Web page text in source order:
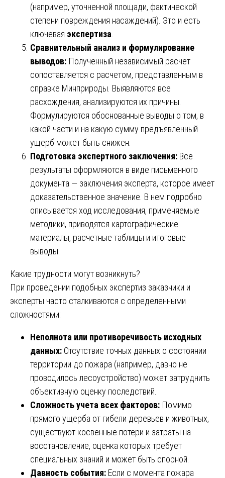
(например, уточненной площади, фактической
степени повреждения насаждений). Это и есть
ключевая экспертиза
Сравнительный анализ и формулирование
выводов: Полученный независимый расчет
сопоставляется с расчетом, представленным в
справке Минприроды. Выявляются все
расхождения, анализируются их причины.
Формулируются обоснованные выводы о том, в
какой части и на какую сумму предъявленный
ущерб может быть снижен.
Подготовка экспертного заключения: Все
результаты оформляются в виде письменного
документа — заключения эксперта, которое имеет
доказательственное значение. В нем подробно
описывается ход исследования, применяемые
методики, приводятся картографические
материалы, расчетные таблицы и итоговые
выводы.
Какие трудности могут возникнуть?
При проведении подобных экспертиз заказчики и
эксперты часто сталкиваются с определенными
сложностями:
Неполнота или противоречивость исходных
данных: Отсутствие точных данных о состоянии
территории до пожара (например, давно не
проводилось лесоустройство) может затруднить
объективную оценку последствий.
Сложность учета всех факторов: Помимо
прямого ущерба от гибели деревьев и животных,
существуют косвенные потери и затраты на
восстановление, оценка которых требует
специальных знаний и может быть спорной.
Давность события: Если с момента пожара